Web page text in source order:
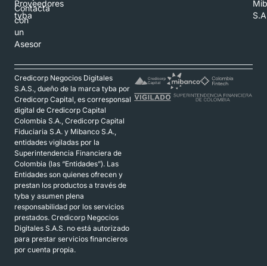
Contacta
con
un
Asesor
Proveedores
tyba
Credicorp Negocios Digitales
S.A.S., dueño de la marca tyba por
Credicorp Capital, es corresponsal
digital de Credicorp Capital
Colombia S.A., Credicorp Capital
Fiduciaria S.A. y Mibanco S.A.,
entidades vigiladas por la
Superintendencia Financiera de
Colombia (las “Entidades”). Las
Entidades son quienes ofrecen y
prestan los productos a través de
tyba y asumen plena
responsabilidad por los servicios
prestados. Credicorp Negocios
Digitales S.A.S. no está autorizado
para prestar servicios financieros
por cuenta propia.